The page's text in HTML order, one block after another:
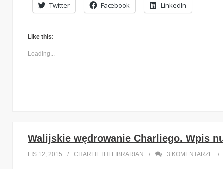
Twitter Facebook LinkedIn
Like this:
Loading...
Walijskie wędrowanie Charliego. Wpis
LIS 12, 2015 CHARLIETHELIBRARIAN 3 KOMENTARZE